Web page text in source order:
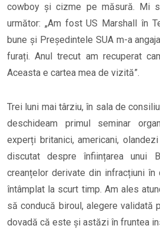
cowboy și cizme pe măsură. Mi
următor: „Am fost US Marshall în
bune și Președintele SUA m-a
furați. Anul trecut am recuperat
Aceasta e cartea mea de vizită”.
Trei luni mai târziu, în sala de
deschideam primul seminar
experți britanici, americani,
discutat despre înființarea unui
creanțelor derivate din infracțiuni
întâmplat la scurt timp. Am ales
să conducă biroul, alegere validată
dovadă că este și astăzi în fruntea